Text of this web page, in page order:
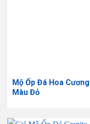
Mộ Ốp Đá Hoa Cương
Màu Đỏ